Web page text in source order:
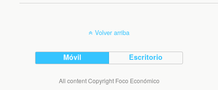
Volver arriba
Móvil Escritorio
All content Copyright Foco Económico